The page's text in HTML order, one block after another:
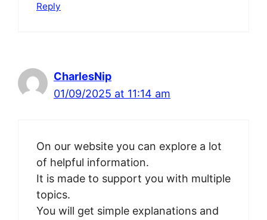
Reply
CharlesNip
01/09/2025 at 11:14 am
On our website you can explore a lot
of helpful information.
It is made to support you with multiple
topics.
You will get simple explanations and